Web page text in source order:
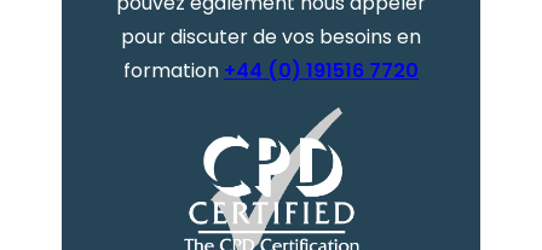
pour discuter de vos besoins en
formation +44 (0) 191516 7720